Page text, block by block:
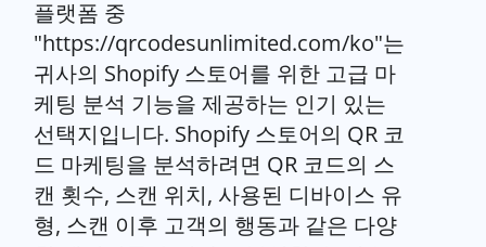
플랫폼 중
"https://qrcodesunlimited.com/ko"는
귀사의 Shopify 스토어를 위한 고급 마
케팅 분석 기능을 제공하는 인기 있는
선택지입니다. Shopify 스토어의 QR 코
드 마케팅을 분석하려면 QR 코드의 스
캔 횟수, 스캔 위치, 사용된 디바이스 유
형, 스캔 이후 고객의 행동과 같은 다양